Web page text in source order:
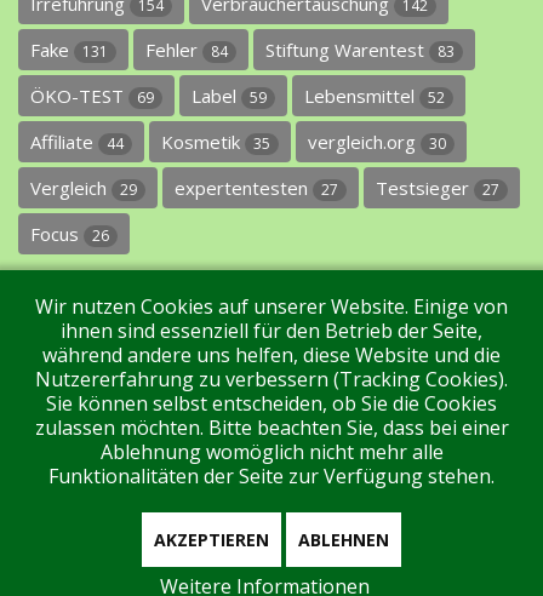
154 142
Fake 131 Fehler 84 Stiftung Warentest 83
ÖKO-TEST 69 Label 59 Lebensmittel 52
Affiliate 44 Kosmetik 35 vergleich.org 30
Vergleich 29 expertentesten 27 Testsieger 27
Focus 26
Impressum Datenschutz Über uns Kontakt
Tags Unterstützen Sie uns! Login
Aktuell sind 173 Gäste und keine Mitglieder online
Wir nutzen Cookies auf unserer Website. Einige von
ihnen sind essenziell für den Betrieb der Seite,
während andere uns helfen, diese Website und die
Nutzererfahrung zu verbessern (Tracking Cookies).
Sie können selbst entscheiden, ob Sie die Cookies
zulassen möchten. Bitte beachten Sie, dass bei einer
Ablehnung womöglich nicht mehr alle
Funktionalitäten der Seite zur Verfügung stehen.
AKZEPTIEREN ABLEHNEN
Weitere Informationen